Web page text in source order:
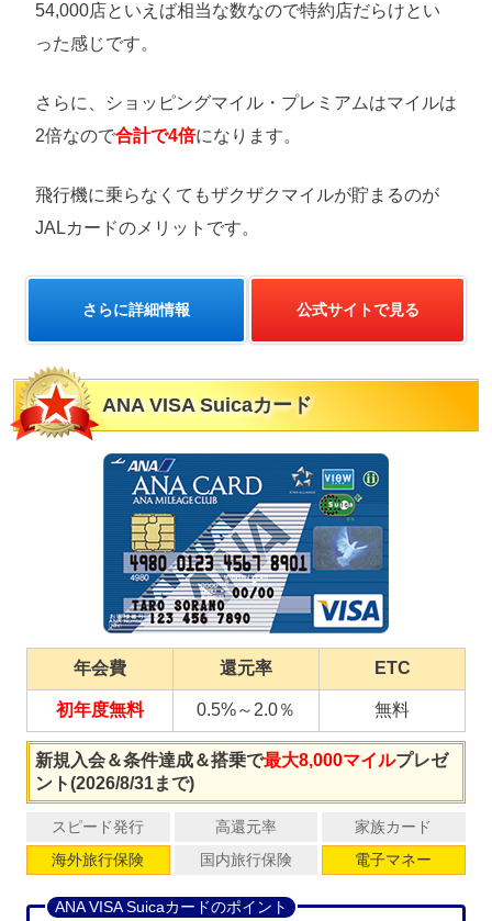
54,000店といえば相当な数なので特約店だらけとい
った感じです。
さらに、ショッピングマイル・プレミアムはマイルは
2倍なので合計で4倍になります。
飛行機に乗らなくてもザクザクマイルが貯まるのが
JALカードのメリットです。
さらに詳細情報 公式サイトで見る
ANA VISA Suicaカード
年会費 還元率 ETC
初年度無料 0.5%～2.0％ 無料
新規入会＆条件達成＆搭乗で最大8,000マイルプレゼ
ント(2026/8/31まで)
スピード発行 高還元率
家族カード
海外旅行保険
国内旅行保険 電子マネー
ANA VISA Suicaカードのポイント